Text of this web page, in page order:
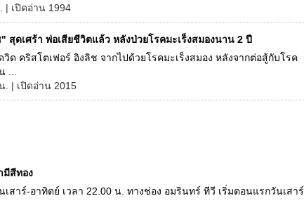
| เปิดอ่าน 1994
สุดเศร้า พ่อเสียชีวิตแล้ว หลังป่วยโรคมะเร็งสมองนาน 2 ปี
ด คริสโตเฟอร์ อิงลิช จากไปด้วยโรคมะเร็งสมอง หลังจากต่อสู้กับโรค
...
. | เปิดอ่าน 2015
มีสีทอง
สาร์-อาทิตย์ เวลา 22.00 น. ทางช่อง อมรินทร์ ทีวี เริ่มตอนแรกวันเสาร์